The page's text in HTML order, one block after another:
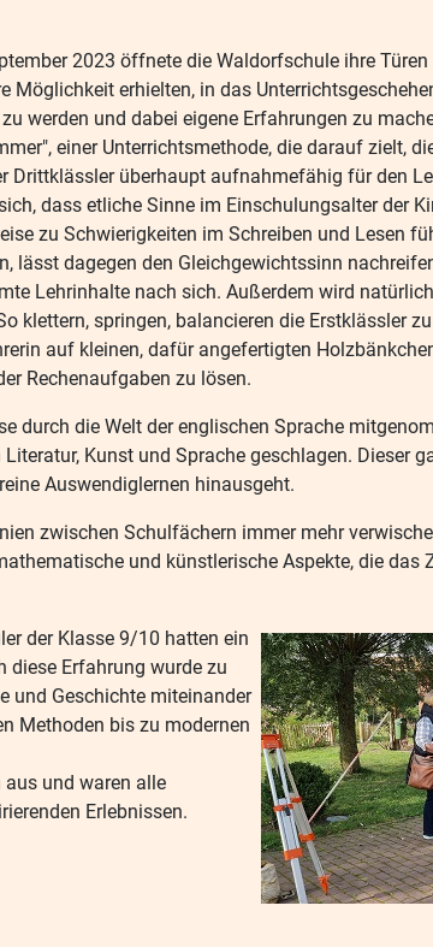
2023 öffnete die Waldorfschule ihre
Möglichkeit erhielten, in das
werden und dabei eigene Erfahrungen zu
einer Unterrichtsmethode, die darauf zielt,
Drittklässler überhaupt aufnahmefähig für den
dass etliche Sinne im Einschulungsalter der
zu Schwierigkeiten im Schreiben und Lesen
lässt dagegen den Gleichgewichtssinn
Lehrinhalte nach sich. Außerdem wird
klettern, springen, balancieren die Erstklässler
auf kleinen, dafür angefertigten
Rechenaufgaben zu lösen.
die Welt der englischen Sprache
Kunst und Sprache geschlagen. Dieser
Auswendiglernen hinausgeht.
zwischen Schulfächern immer mehr
und künstlerische Aspekte, die das
der Klasse 9/10 hatten ein
diese Erfahrung wurde zu
und Geschichte miteinander
Methoden bis zu modernen
aus und waren alle
Erlebnissen.